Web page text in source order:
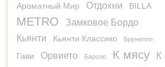
Ароматный Мир Отдохни BILLA
METRO
Замковое Бордо
Кьянти
Кьянти Классико Брунелло
Гави Орвието Бароло К мясу
К